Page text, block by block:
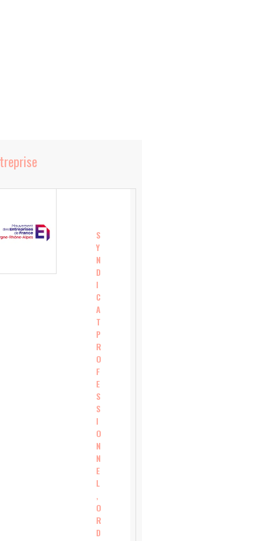
S
Y
N
D
I
C
A
T
P
R
O
F
E
S
S
I
O
N
N
E
L
,
O
R
D